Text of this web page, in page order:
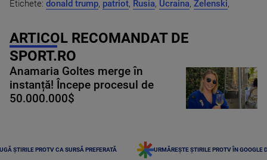
Etichete: donald trump, patriot, Rusia, Ucraina, Zelenski,
ARTICOL RECOMANDAT DE
SPORT.RO
Anamaria Goltes merge în
instanță! Începe procesul de
50.000.000$
ȘTIRILE PROTV CA SURSĂ PREFERATĂ URMĂREȘTE ȘTIRILE PROTV ÎN GOOGLE